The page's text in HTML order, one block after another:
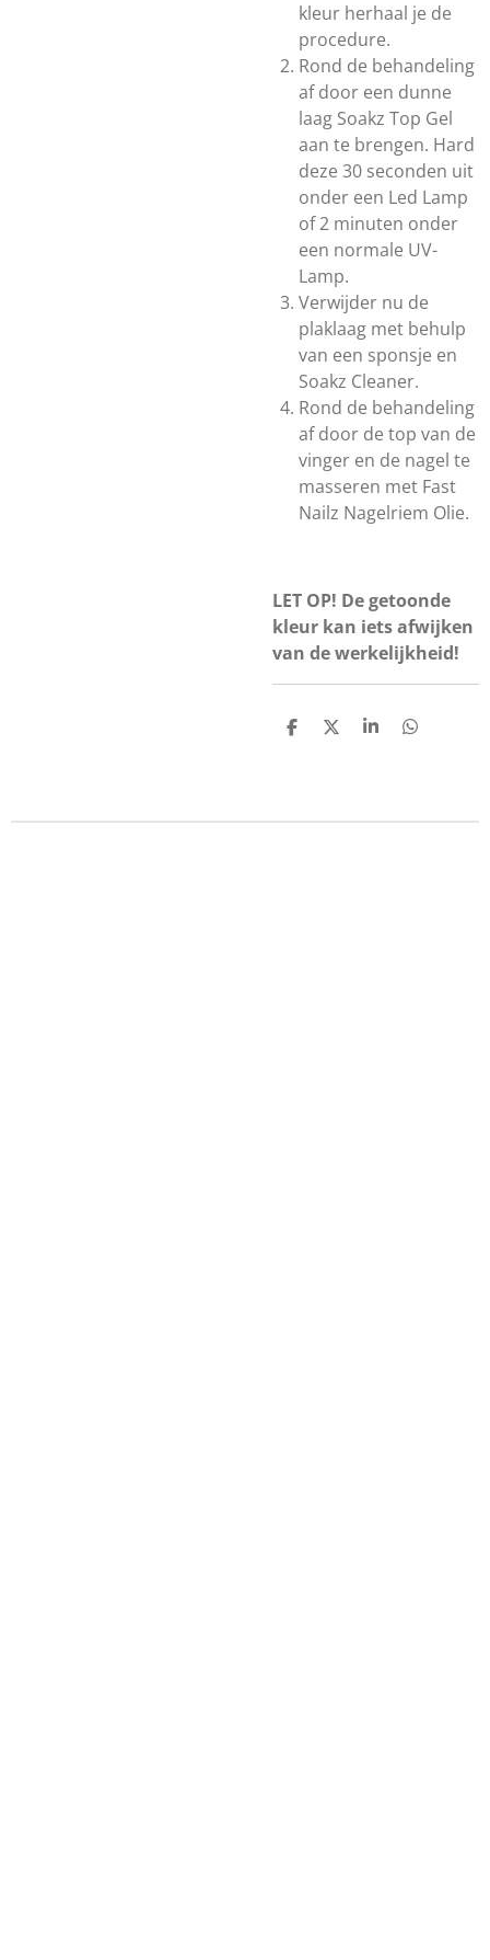
kleur herhaal je de
procedure.
Rond de behandeling
af door een dunne
laag Soakz Top Gel
aan te brengen. Hard
deze 30 seconden uit
onder een Led Lamp
of 2 minuten onder
een normale UV-
Lamp.
Verwijder nu de
plaklaag met behulp
van een sponsje en
Soakz Cleaner.
Rond de behandeling
af door de top van de
vinger en de nagel te
masseren met Fast
Nailz Nagelriem Olie.
LET OP! De getoonde
kleur kan iets afwijken
van de werkelijkheid!
D
D
S
D